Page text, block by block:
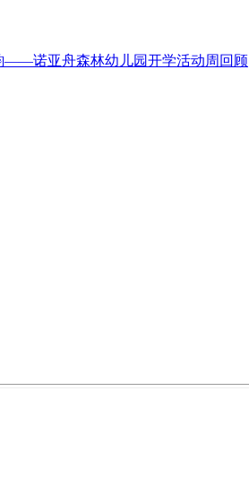
——诺亚舟森林幼儿园开学活动周回顾